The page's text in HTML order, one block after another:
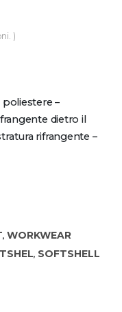
)
poliestere –
dietro il
rifrangente –
, WORKWEAR
, SOFTSHELL